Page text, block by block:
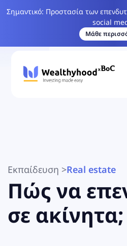
Σημαντικό: Προστασία των
social
Μάθε
Εκπαίδευση >Real estate
Πώς να
σε ακίνητα;